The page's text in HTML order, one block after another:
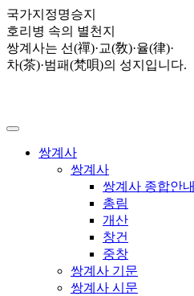
국가지정명승지
호리병 속의 별천지
쌍계사는 선(禪)·교(敎)·율(律)·
차(茶)·범패(梵唄)의 성지입니다.
쌍계사
쌍계사
쌍계사 종합안내
총림
개산
창건
중창
쌍계사 기문
쌍계사 시문